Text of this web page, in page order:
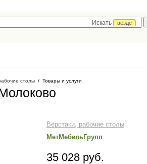
Искать
везде
столы / Товары и услуги
Верстаки, рабочие столы
МетМебельГрупп
35 028 руб.